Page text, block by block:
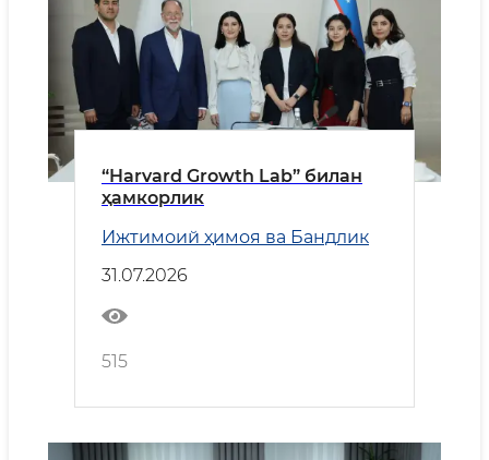
“Harvard Growth Lab” билан
ҳамкорлик
Ижтимоий ҳимоя ва Бандлик
31.07.2026
515